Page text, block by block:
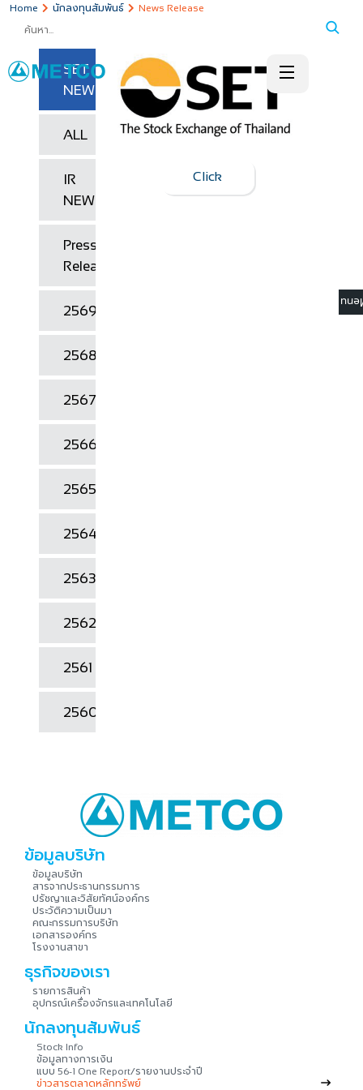
Home นักลงทุนสัมพันธ์ News Release
SET
NEWS
ALL
IR
NEWS
Press
Release
2569
2568
2567
2566
2565
2564
2563
2562
2561
2560
Click
?
ข้อมูลบริษัท
ข้อมูลบริษัท
สารจากประธานกรรมการ
ปรัชญาและวิสัยทัศน์องค์กร
ประวัติความเป็นมา
คณะกรรมการบริษัท
เอกสารองค์กร
โรงงานสาขา
ธุรกิจของเรา
รายการสินค้า
อุปกรณ์เครื่องจักรและเทคโนโลยี
นักลงทุนสัมพันธ์
Stock Info
ข้อมูลทางการเงิน
แบบ 56-1 One Report/รายงานประจำปี
ข่าวสารตลาดหลักทรัพย์